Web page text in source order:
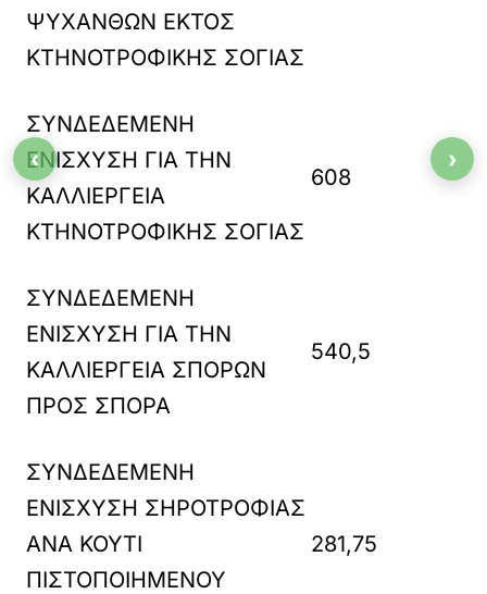
ΨΥΧΑΝΘΩΝ ΕΚΤΟΣ
ΚΤΗΝΟΤΡΟΦΙΚΗΣ ΣΟΓΙΑΣ
ΣΥΝΔΕΔΕΜΕΝΗ
ΕΝΙΣΧΥΣΗ ΓΙΑ ΤΗΝ
ΚΑΛΛΙΕΡΓΕΙΑ
ΚΤΗΝΟΤΡΟΦΙΚΗΣ ΣΟΓΙΑΣ
608
ΣΥΝΔΕΔΕΜΕΝΗ
ΕΝΙΣΧΥΣΗ ΓΙΑ ΤΗΝ
ΚΑΛΛΙΕΡΓΕΙΑ ΣΠΟΡΩΝ
ΠΡΟΣ ΣΠΟΡΑ
540,5
ΣΥΝΔΕΔΕΜΕΝΗ
ΕΝΙΣΧΥΣΗ ΣΗΡΟΤΡΟΦΙΑΣ
ΑΝΑ ΚΟΥΤΙ
ΠΙΣΤΟΠΟΙΗΜΕΝΟΥ
281,75
‹ ›